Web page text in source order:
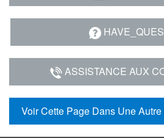
ASSISTANCE AUX
Voir Cette Page Dans Une